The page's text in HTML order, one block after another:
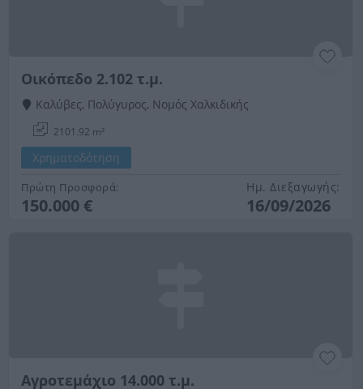
Οικόπεδο 2.102 τ.μ.
Καλύβες, Πολύγυρος, Νομός Χαλκιδικής
2101.92 m²
Χρηματοδότηση
Πρώτη Προσφορά:
150.000 €
Ημ. Διεξαγωγής:
16/09/2026
Αγροτεμάχιο 14.000 τ.μ.